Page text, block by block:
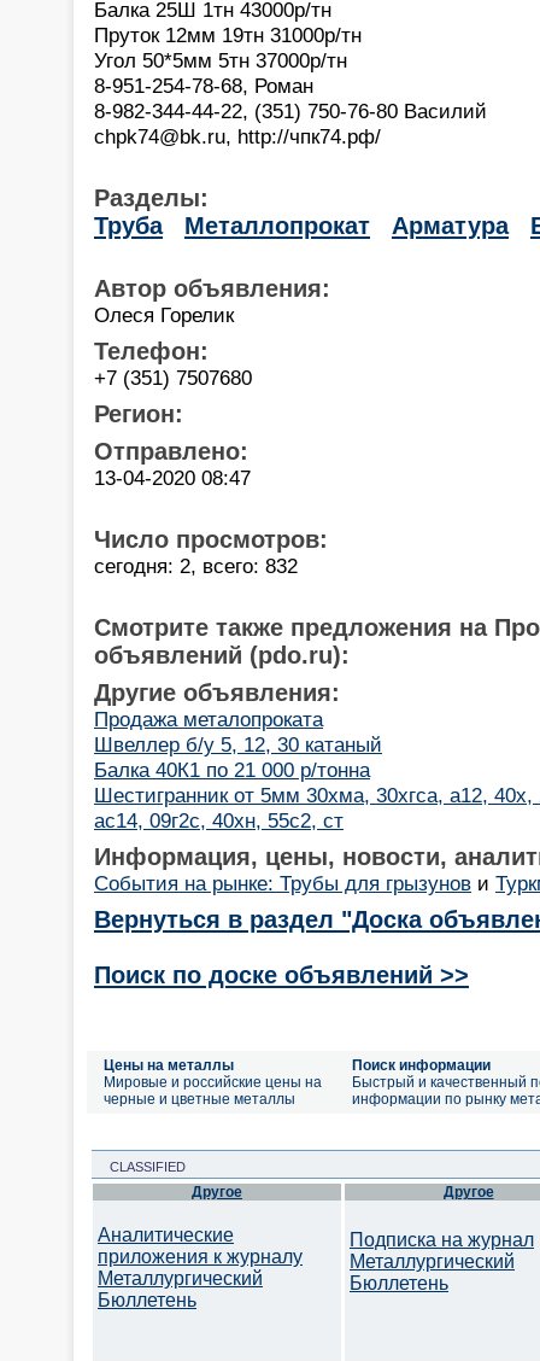
Балка 25Ш 1тн 43000р/тн
Пруток 12мм 19тн 31000р/тн
Угол 50*5мм 5тн 37000р/тн
8-951-254-78-68, Роман
8-982-344-44-22, (351) 750-76-80 Василий
chpk74@bk.ru, http://чпк74.рф/
Разделы:
Труба
Металлопрокат Арматура
Автор объявления:
Олеся Горелик
Телефон:
+7 (351) 7507680
Регион:
Отправлено:
13-04-2020 08:47
Число просмотров:
сегодня: 2, всего: 832
Смотрите также предложения на
объявлений (pdo.ru):
Другие объявления:
Продажа металопроката
Швеллер б/у 5, 12, 30 катаный
Балка 40К1 по 21 000 р/тонна
Шестигранник от 5мм 30хма, 30хгса, а12,
ас14, 09г2с, 40хн, 55с2, ст
Информация, цены, новости,
События на рынке: Трубы для грызунов и
Вернуться в раздел "Доска
Поиск по доске объявлений >>
Цены на металлы
Мировые и российские цены на
черные и цветные металлы
Поиск информации
Быстрый и качественный
информации по рынку
CLASSIFIED
Другое
Аналитические
приложения к журналу
Металлургический
Бюллетень
Другое
Подписка на журнал
Металлургический
Бюллетень